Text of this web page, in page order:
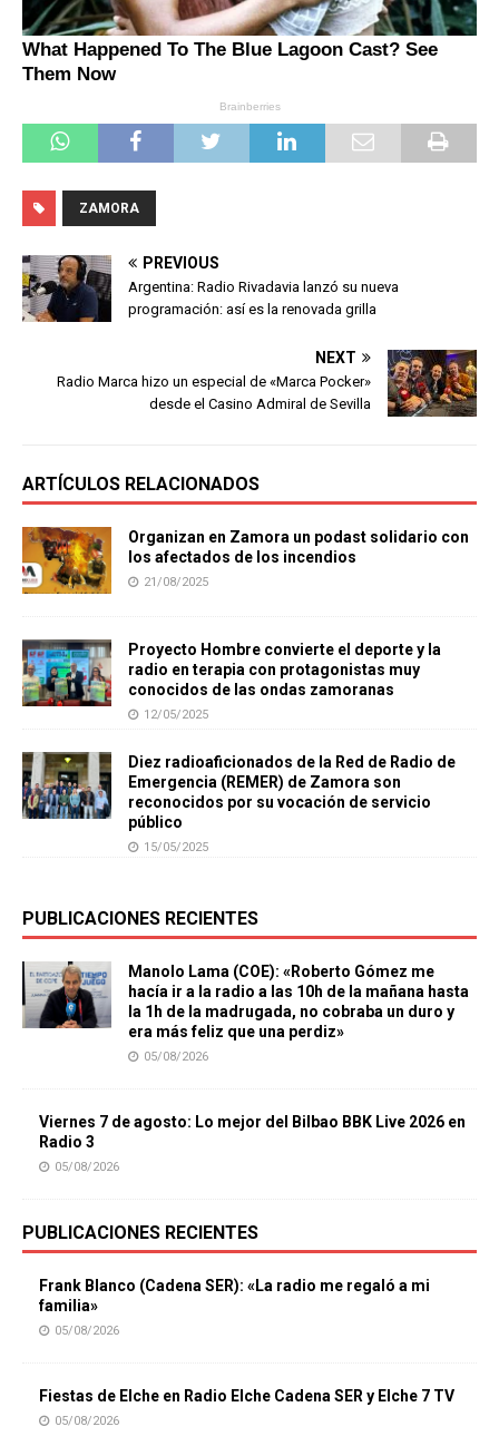
ZAMORA
PREVIOUS
Argentina: Radio Rivadavia lanzó su nueva
programación: así es la renovada grilla
NEXT
Radio Marca hizo un especial de «Marca Pocker»
desde el Casino Admiral de Sevilla
ARTÍCULOS RELACIONADOS
Organizan en Zamora un podast solidario con
los afectados de los incendios
21/08/2025
Proyecto Hombre convierte el deporte y la
radio en terapia con protagonistas muy
conocidos de las ondas zamoranas
12/05/2025
Diez radioaficionados de la Red de Radio de
Emergencia (REMER) de Zamora son
reconocidos por su vocación de servicio
público
15/05/2025
PUBLICACIONES RECIENTES
Manolo Lama (COE): «Roberto Gómez me
hacía ir a la radio a las 10h de la mañana hasta
la 1h de la madrugada, no cobraba un duro y
era más feliz que una perdiz»
05/08/2026
Viernes 7 de agosto: Lo mejor del Bilbao BBK Live 2026 en
Radio 3
05/08/2026
PUBLICACIONES RECIENTES
Frank Blanco (Cadena SER): «La radio me regaló a mi
familia»
05/08/2026
Fiestas de Elche en Radio Elche Cadena SER y Elche 7 TV
05/08/2026